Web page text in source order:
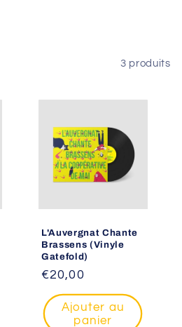
3 produits
L'Auvergnat Chante
Brassens (Vinyle
Gatefold)
Prix
habituel
€20,00
Ajouter au
panier